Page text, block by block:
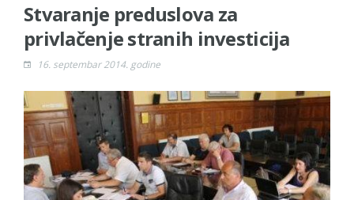
BESPOVRATNIH SREDSTAVA ZA
SUFINANSIRANjE KUPOVINE SEOSKE KUĆE SA
OKUĆNICOM NA TERITORIJI GRADA BIJELjINA
ZA 2026. GODINU
Obavještenje za preduzetnika - Nenad
Nukić
PRELIMINARNA RANG LISTA KANDIDATA KOJI
SU OSTVARILI PRAVO NA GRADSKI MJESEČNI
BORAČKI DODATAK ZA DEMOBILISANE
Stvaranje preduslova za
privlačenje stranih investicija
16. septembar 2014. godine